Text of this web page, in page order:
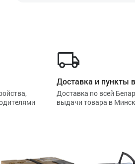
Доставка и пункты
Доставка по всей
выдачи товара в